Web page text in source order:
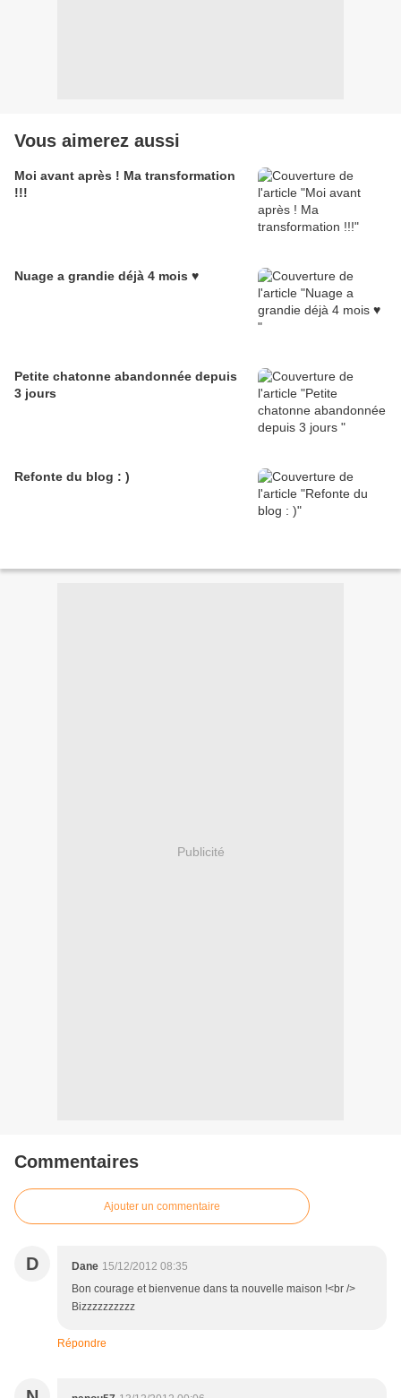
Vous aimerez aussi
Moi avant après ! Ma transformation
!!!
Nuage a grandie déjà 4 mois ♥
Petite chatonne abandonnée depuis
3 jours
Refonte du blog : )
Publicité
Commentaires
Ajouter un commentaire
D Dane 15/12/2012 08:35
Bon courage et bienvenue dans ta nouvelle maison !<br />
Bizzzzzzzzzz
Répondre